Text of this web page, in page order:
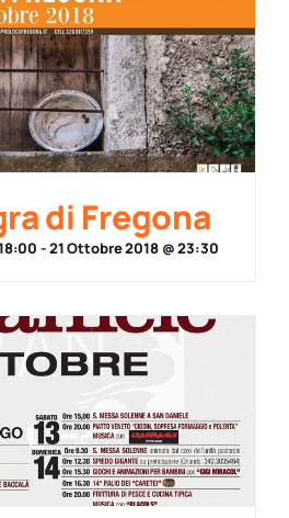
di Fregona
-21 Ottobre 2018 @ 23:30